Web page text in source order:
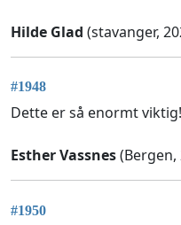
Hilde Glad (stavanger,
#1948
Dette er så enormt viktig!
Esther Vassnes(Bergen,
#1950